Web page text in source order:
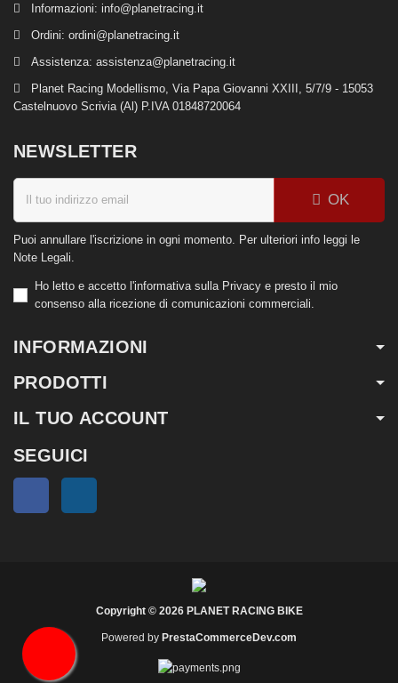
Informazioni: info@planetracing.it
Ordini: ordini@planetracing.it
Assistenza: assistenza@planetracing.it
Planet Racing Modellismo, Via Papa Giovanni XXIII, 5/7/9 - 15053
Castelnuovo Scrivia (Al) P.IVA 01848720064
NEWSLETTER
OK
Puoi annullare l'iscrizione in ogni momento. Per ulteriori info leggi le
Note Legali.
Ho letto e accetto l'informativa sulla Privacy e presto il mio
consenso alla ricezione di comunicazioni commerciali.
INFORMAZIONI
PRODOTTI
IL TUO ACCOUNT
SEGUICI
Copyright © 2026 PLANET RACING BIKE
Powered by PrestaCommerceDev.com